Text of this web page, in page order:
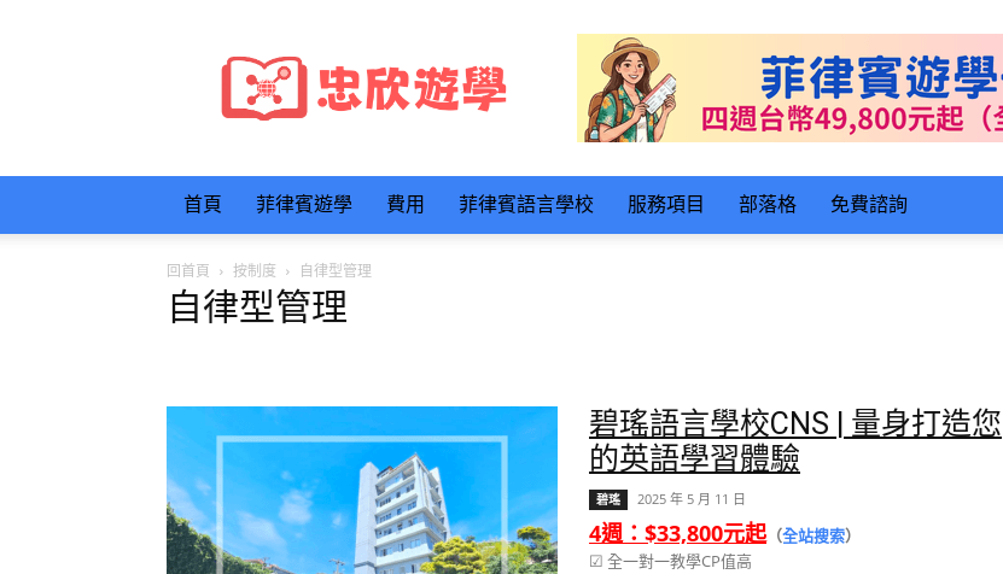
欣
遊
首頁 菲律賓遊學 費用 菲律賓語言學校 服務項目 部落格 免費諮詢
回首頁 按制度 自律型管理
自律型管理
碧瑤語言學校CNS | 量身打造您
的英語學習體驗
碧瑤 2025 年 5 月 11 日
4週：$33,800元起（全站搜索）
☑ 全一對一教學CP值高